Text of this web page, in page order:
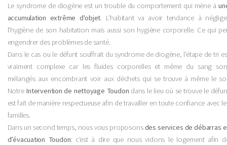
Le syndrome de diogène est un trouble du comportement qui mène à
accumulation extrême d'objet. L'habitant va avoir tendance à
l'hygiène de son habitation mais aussi son hygiène corporelle. Ce qui
engendrer des problèmes de santé.
Dans le cas ou le défunt souffrait du syndrome de diogène, l'étape de tri
vraiment complexe car les fluides corporelles et même du sang
mélangés aux encombrant voir aux déchets qui se trouve à même le
Notre Intervention de nettoyage Toudon dans le lieu où se trouve le
est fait de manière respectueuse afin de travailler en toute confiance avec
familles.
Dans un second temps, nous vous proposonsdes services de débarras
d’évacuation Toudon: c'est à dire que nous vidons le logement afin